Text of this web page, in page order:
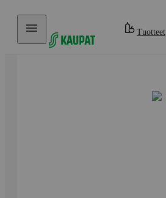
Hyppää sisältöön
Tuotteet